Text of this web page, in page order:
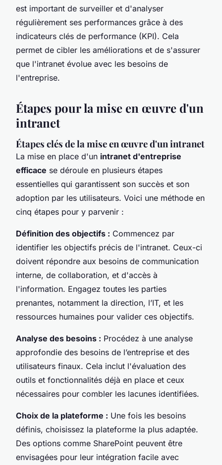
est important de surveiller et d'analyser
régulièrement ses performances grâce à des
indicateurs clés de performance (KPI). Cela
permet de cibler les améliorations et de s'assurer
que l'intranet évolue avec les besoins de
l'entreprise.
Étapes pour la mise en œuvre d'un
intranet
Étapes clés de la mise en œuvre d'un intranet
La mise en place d'un intranet d'entreprise
efficace se déroule en plusieurs étapes
essentielles qui garantissent son succès et son
adoption par les utilisateurs. Voici une méthode en
cinq étapes pour y parvenir :
Définition des objectifs : Commencez par
identifier les objectifs précis de l'intranet. Ceux-ci
doivent répondre aux besoins de communication
interne, de collaboration, et d'accès à
l'information. Engagez toutes les parties
prenantes, notamment la direction, l’IT, et les
ressources humaines pour valider ces objectifs.
Analyse des besoins : Procédez à une analyse
approfondie des besoins de l’entreprise et des
utilisateurs finaux. Cela inclut l'évaluation des
outils et fonctionnalités déjà en place et ceux
nécessaires pour combler les lacunes identifiées.
Choix de la plateforme : Une fois les besoins
définis, choisissez la plateforme la plus adaptée.
Des options comme SharePoint peuvent être
envisagées pour leur intégration facile avec